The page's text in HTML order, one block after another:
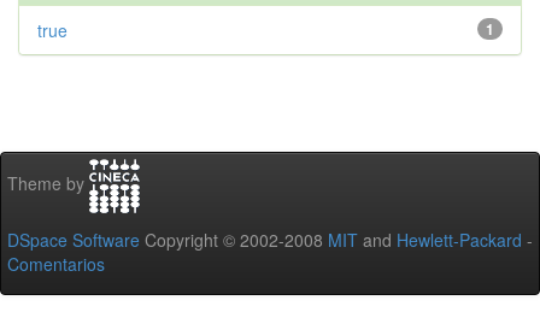
1
true
Theme by
DSpace Software Copyright © 2002-2008 MIT and Hewlett-Packard -
Comentarios